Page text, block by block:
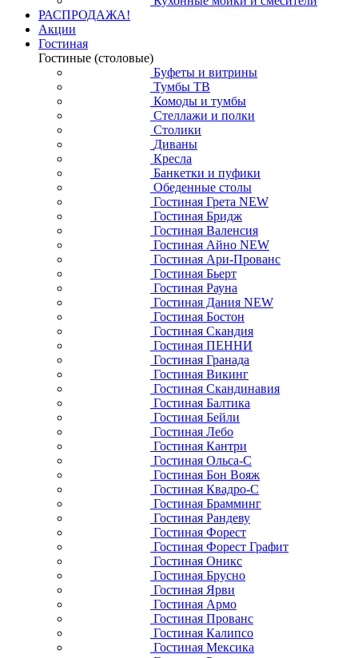
РАСПРОДАЖА!
Акции
Гостиная
Гостиные (столовые)
Буфеты и витрины
Тумбы ТВ
Комоды и тумбы
Стеллажи и полки
Столики
Диваны
Кресла
Банкетки и пуфики
Обеденные столы
Гостиная Грета NEW
Гостиная Бридж
Гостиная Валенсия
Гостиная Айно NEW
Гостиная Ари-Прованс
Гостиная Бьерт
Гостиная Рауна
Гостиная Дания NEW
Гостиная Бостон
Гостиная Скандия
Гостиная ПЕННИ
Гостиная Гранада
Гостиная Викинг
Гостиная Скандинавия
Гостиная Балтика
Гостиная Бейли
Гостиная Лебо
Гостиная Кантри
Гостиная Ольса-С
Гостиная Бон Вояж
Гостиная Квадро-С
Гостиная Брамминг
Гостиная Рандеву
Гостиная Форест
Гостиная Форест Графит
Гостиная Оникс
Гостиная Брусно
Гостиная Ярви
Гостиная Армо
Гостиная Прованс
Гостиная Калипсо
Гостиная Мексика